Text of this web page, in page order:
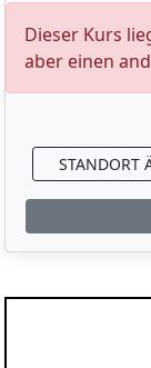
Dieser Kurs
aber einen
STANDORT